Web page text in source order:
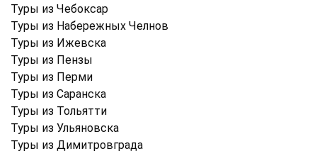
Туры из Чебоксар
Туры из Набережных Челнов
Туры из Ижевска
Туры из Пензы
Туры из Перми
Туры из Саранска
Туры из Тольятти
Туры из Ульяновска
Туры из Димитровграда